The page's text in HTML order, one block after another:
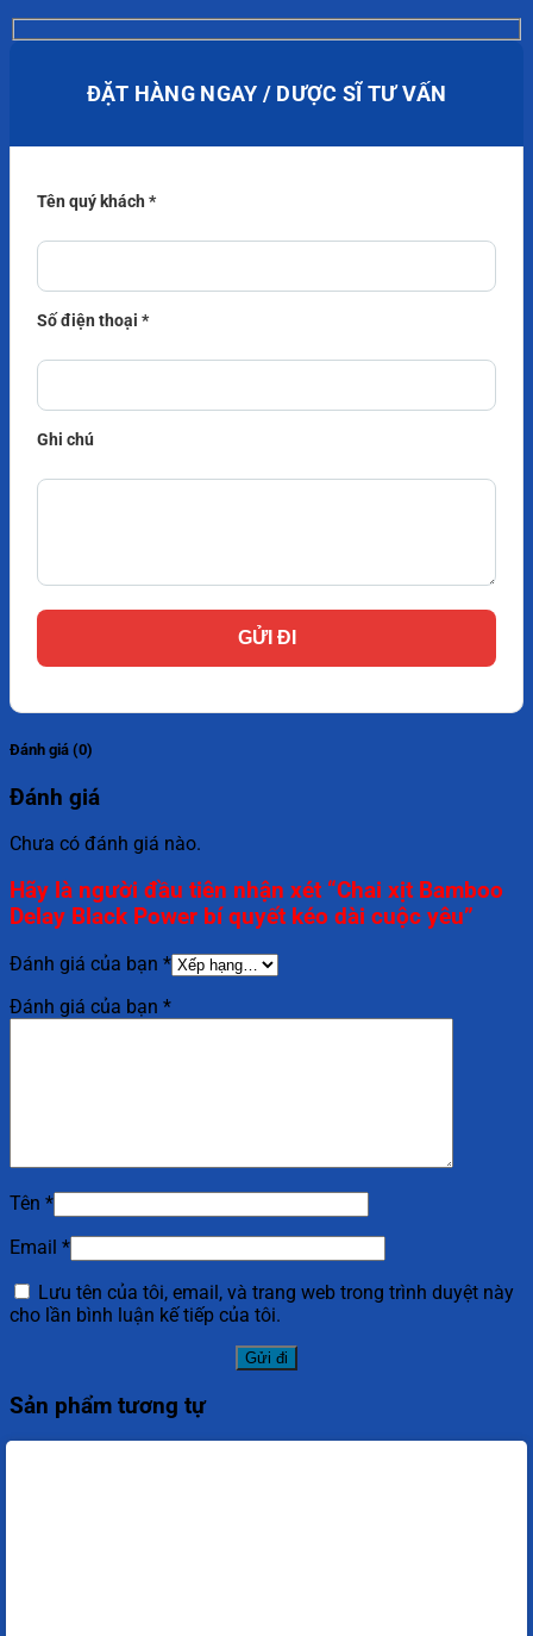
ĐẶT HÀNG NGAY / DƯỢC SĨ TƯ VẤN
Tên quý khách *
Số điện thoại *
Ghi chú
Đánh giá (0)
Đánh giá
Chưa có đánh giá nào.
Hãy là người đầu tiên nhận xét “Chai xịt Bamboo
Delay Black Power bí quyết kéo dài cuộc yêu”
Đánh giá của bạn *
Đánh giá của bạn *
Tên *
Email *
Lưu tên của tôi, email, và trang web trong trình duyệt này
cho lần bình luận kế tiếp của tôi.
Sản phẩm tương tự